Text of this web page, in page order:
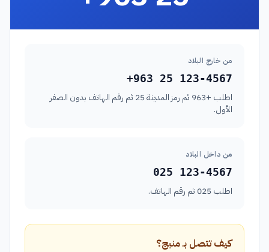
من خارج البلاد
+963 25 123-4567
اطلب +963 ثم رمز المدينة 25 ثم رقم الهاتف بدون الصفر
الأول.
من داخل البلاد
025 123-4567
اطلب 025 ثم رقم الهاتف.
كيف تتصل بـ منبج؟